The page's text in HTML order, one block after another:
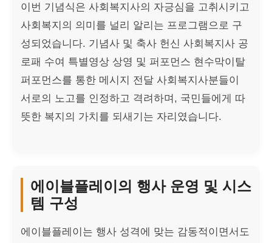
이번 기념식은 사회복지사의 자긍심을 고취시키고
사회복지의 의미를 널리 알리는 프로그램으로 구
성되었습니다. 기념사 및 축사 헌신 사회복지사 공
로패 수여 특별영상 상영 및 퍼포먼스 현수막이탈
퍼포먼스를 통한 메시지 전달 사회복지사분들이
서로의 노고를 인정하고 격려하며, 국민들에게 따
뜻한 복지의 가치를 되새기는 자리였습니다.
에이블플레이의 행사 운영 및 시스
템 구성
에이블플레이는 행사 성격에 맞는 감동적이면서도